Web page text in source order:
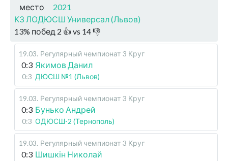
место
2021
КЗ ЛОДЮСШ Универсал (Львов)
13% побед 2 👍 vs 14👎
19.03. Регулярный чемпионат 3 Круг
0:3 Якимов Данил
0:3 ДЮСШ №1 (Львов)
19.03. Регулярный чемпионат 3 Круг
0:3 Бунько Андрей
0:3 ОДЮСШ-2 (Тернополь)
19.03. Регулярный чемпионат 3 Круг
0:3 Шишкін Николай